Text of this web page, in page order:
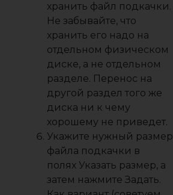
хранить файл подкачки.
Не забывайте, что
хранить его надо на
отдельном физическом
диске, а не отдельном
разделе. Перенос на
другой раздел того же
диска ни к чему
хорошему не приведет.
Укажите нужный размер
файла подкачки в
полях Указать размер, а
затем нажмите Задать.